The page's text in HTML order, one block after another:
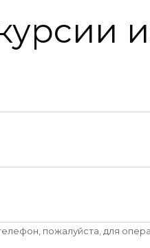
пожалуйста, для